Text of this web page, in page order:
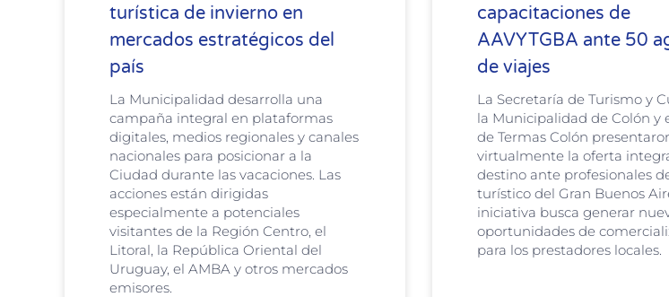
turística de invierno en
mercados estratégicos del
país
La Municipalidad desarrolla una
campaña integral en plataformas
digitales, medios regionales y canales
nacionales para posicionar a la
Ciudad durante las vacaciones. Las
acciones están dirigidas
especialmente a potenciales
visitantes de la Región Centro, el
Litoral, la República Oriental del
Uruguay, el AMBA y otros mercados
emisores.
capacitaciones de
AAVYTGBA ante 50
de viajes
La Secretaría de Turismo y
la Municipalidad de Colón y
de Termas Colón
virtualmente la oferta
destino ante profesionales
turístico del Gran Buenos
iniciativa busca generar
oportunidades de
para los prestadores locales.